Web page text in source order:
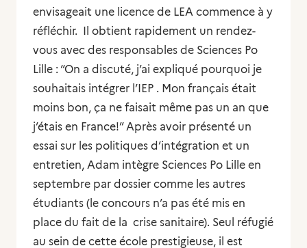
envisageait une licence de LEA commence à y
réfléchir. Il obtient rapidement un rendez-
vous avec des responsables de Sciences Po
Lille : “On a discuté, j’ai expliqué pourquoi je
souhaitais intégrer l’IEP . Mon français était
moins bon, ça ne faisait même pas un an que
j’étais en France!” Après avoir présenté un
essai sur les politiques d’intégration et un
entretien, Adam intègre Sciences Po Lille en
septembre par dossier comme les autres
étudiants (le concours n’a pas été mis en
place du fait de la crise sanitaire). Seul réfugié
au sein de cette école prestigieuse, il est